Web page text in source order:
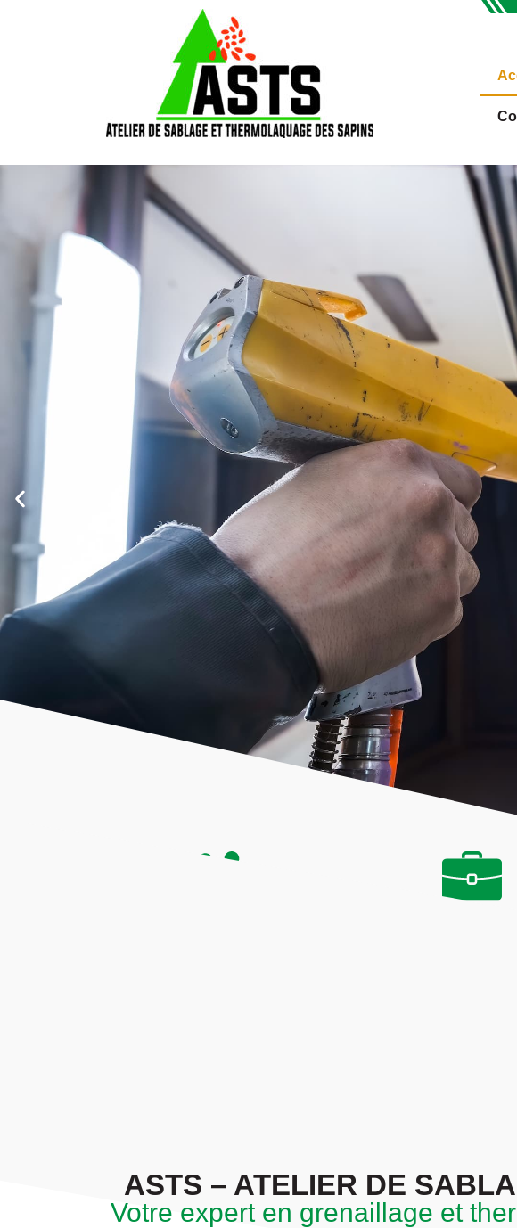
ASTS – ATELIER DE
Votre expert en grenaillage et